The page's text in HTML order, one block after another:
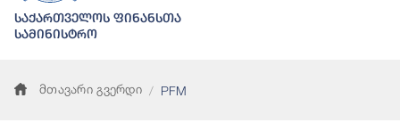
საქართველოს ფინანსთა
სამინისტრო
მთავარი გვერდი PFM